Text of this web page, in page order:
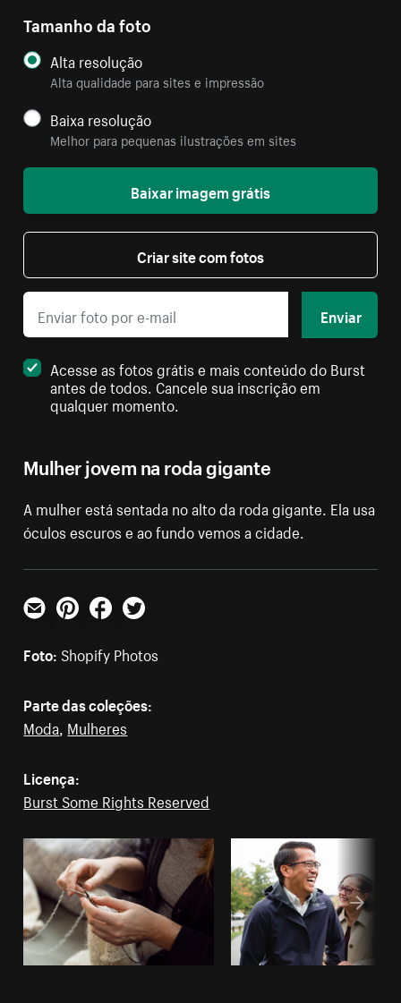
Mulher jovem na roda gigante
A mulher está sentada no alto da roda gigante. Ela usa
óculos escuros e ao fundo vemos a cidade.
Tamanho da foto
Alta resolução
Alta qualidade para sites e impressão
Baixa resolução
Melhor para pequenas ilustrações em sites
Baixar imagem grátis
Criar site com fotos
Enviar
Acesse as fotos grátis e mais conteúdo do Burst
antes de todos. Cancele sua inscrição em
qualquer momento.
E-mailPinterestFacebookTwitter
Foto: Shopify Photos
Parte das coleções:
Moda Mulheres
Licença:
Burst Some Rights Reserved